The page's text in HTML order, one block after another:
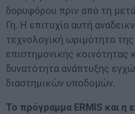
δορυφόρου πριν από τη
Γη. Η επιτυχία αυτή
τεχνολογική ωριμότητα
επιστημονικής κοινότητας
δυνατότητα ανάπτυξης
διαστημικών υποδομών.
Το πρόγραμμα ERMIS και η